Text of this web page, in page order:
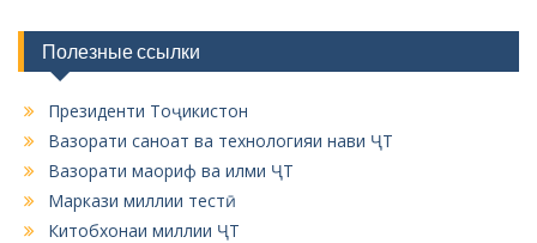
Полезные ссылки
Президенти Тоҷикистон
Вазорати саноат ва технологияи нави ҶТ
Вазорати маориф ва илми ҶТ
Маркази миллии тестӣ
Китобхонаи миллии ҶТ